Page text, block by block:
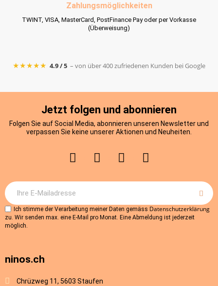
Zahlungsmöglichkeiten
TWINT, VISA, MasterCard, PostFinance Pay oder per Vorkasse
(Überweisung)
★★★★★ 4.9 / 5 – von über 400 zufriedenen Kunden bei Google
Jetzt folgen und abonnieren
Folgen Sie auf Social Media, abonnieren unseren Newsletter und
verpassen Sie keine unserer Aktionen und Neuheiten.
Ich stimme der Verarbeitung meiner Daten gemäss Datenschutzerklärung
zu. Wir senden max. eine E-Mail pro Monat. Eine Abmeldung ist jederzeit
möglich.
ninos.ch
Chrüzweg 11, 5603 Staufen